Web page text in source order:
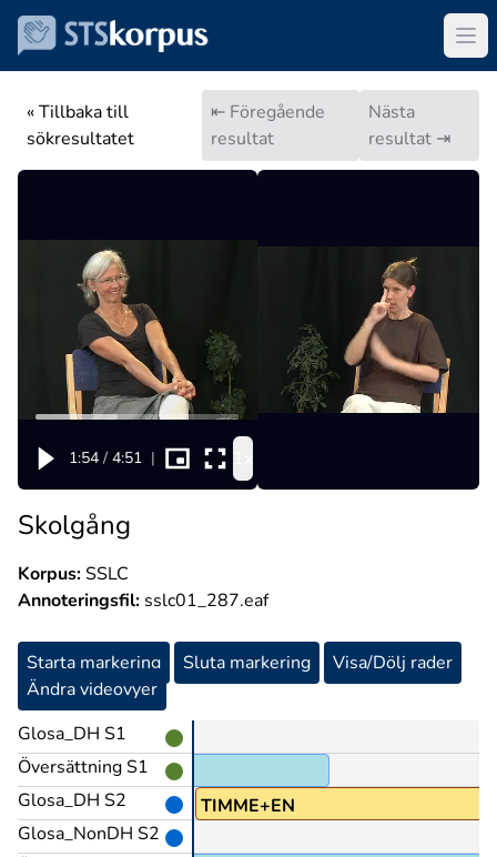
« Tillbaka till
sökresultatet
⇤ Föregående
resultat
Nästa
resultat ⇥
1:54 / 4:51 |
Skolgång
Korpus:SSLC
Annoteringsfil: sslc01_287.eaf
Starta markering Sluta markering
Visa/Dölj rader
Ändra videovyer
Glosa_DH S1
Översättning S1
Glosa_DH S2
Glosa_NonDH S2
EN TIMME+EN